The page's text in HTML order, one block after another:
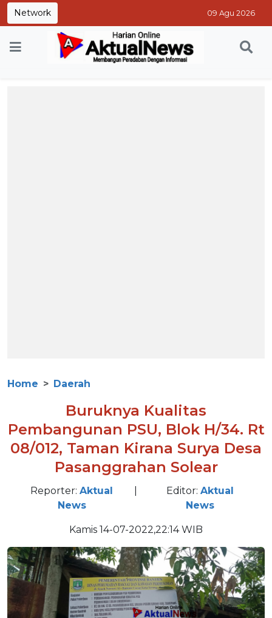
Network 09 Agu 2026
Home Daerah
Buruknya Kualitas
Pembangunan PSU, Blok H/34. Rt
08/012, Taman Kirana Surya Desa
Pasanggrahan Solear
Reporter: Aktual
News
Editor:Aktual
News
Kamis 14-07-2022,22:14 WIB